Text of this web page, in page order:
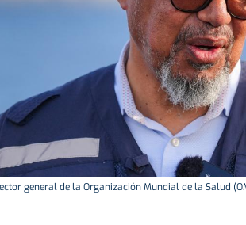
general de la Organización Mundial de la Salud